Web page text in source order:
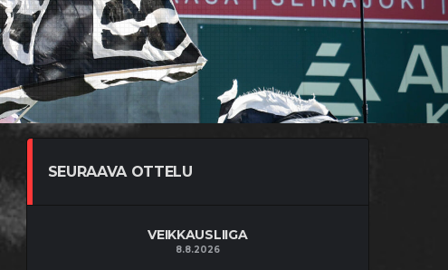
SEURAAVA OTTELU
VEIKKAUSLIIGA
8.8.2026